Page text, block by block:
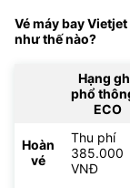
Vé máy bay
như thế nào?
Hạng
phổ
ECO
Hoàn
vé
Thu phí
385.000
VNĐ